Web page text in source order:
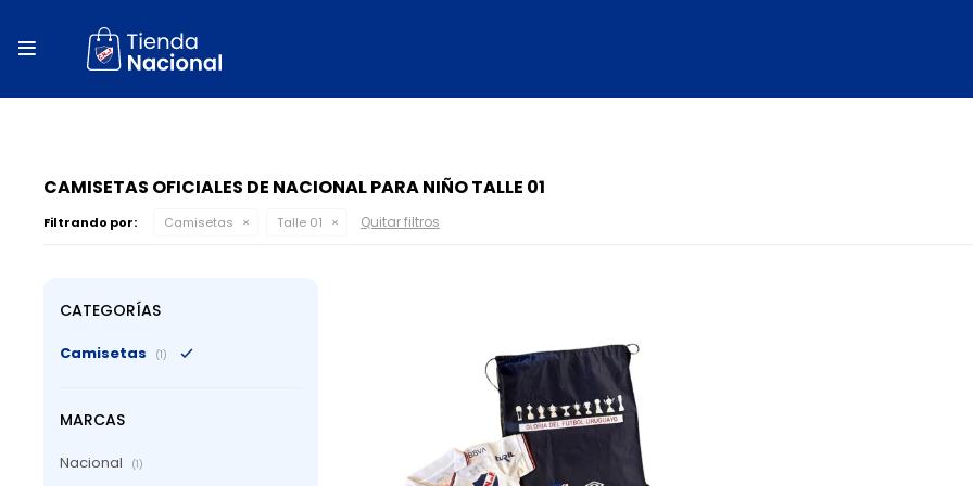

CAMISETAS OFICIALES DE NACIONAL PARA NIÑO TALLE 01
Filtrando por: Camisetas Talle 01 Quitar filtros
CATEGORÍAS
Camisetas (1)
MARCAS
Nacional (1)
close
local_shipping
percent